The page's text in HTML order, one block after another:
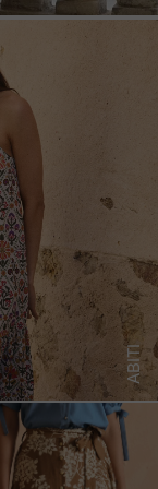
ABITI